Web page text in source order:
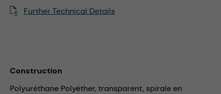
Further Technical Details
Construction
Polyuréthane Polyéther, transparent, spirale en